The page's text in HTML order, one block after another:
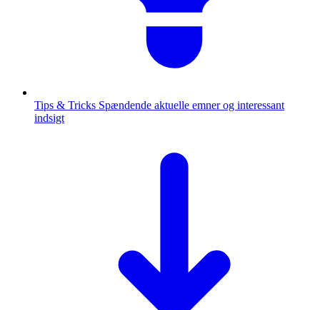
Tips & Tricks Spændende aktuelle emner og interessant
indsigt